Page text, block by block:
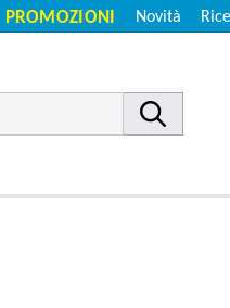
Novità
PROMOZIONI